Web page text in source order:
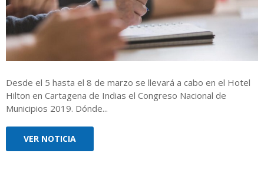
Desde el 5 hasta el 8 de marzo se llevará a cabo en el Hotel
Hilton en Cartagena de Indias el Congreso Nacional de
Municipios 2019. Dónde...
VER NOTICIA